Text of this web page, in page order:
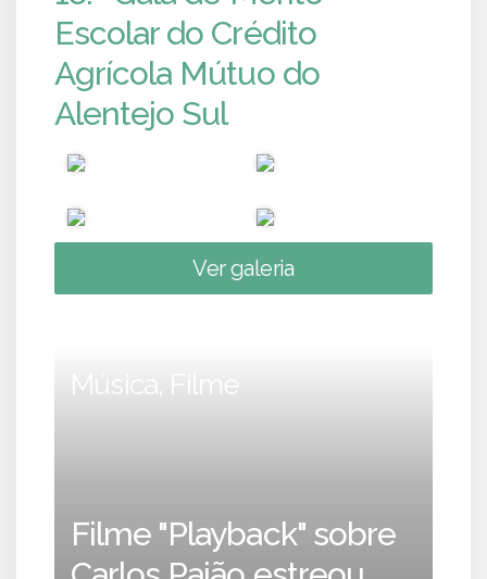
Escolar do Crédito
Agrícola Mútuo do
Alentejo Sul
Ver galeria
Música, Filme
Filme "Playback" sobre